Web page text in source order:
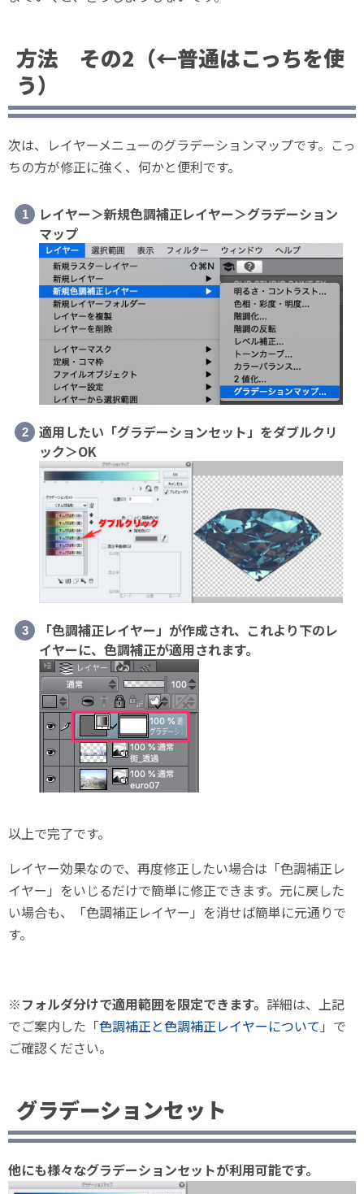
方法 その2（←普通はこっちを使
う）
次は、レイヤーメニューのグラデーションマップです。こっ
ちの方が修正に強く、何かと便利です。
レイヤー＞新規色調補正レイヤー＞グラデーション
マップ
適用したい「グラデーションセット」をダブルクリ
ック＞OK
「色調補正レイヤー」が作成され、これより下のレ
イヤーに、色調補正が適用されます。
以上で完了です。
レイヤー効果なので、再度修正したい場合は「色調補正レ
イヤー」をいじるだけで簡単に修正できます。元に戻した
い場合も、「色調補正レイヤー」を消せば簡単に元通りで
す。
※フォルダ分けで適用範囲を限定できます。 詳細は、上記
でご案内した「色調補正と色調補正レイヤーについて 」で
ご確認ください。
グラデーションセット
他にも様々なグラデーションセットが利用可能です。